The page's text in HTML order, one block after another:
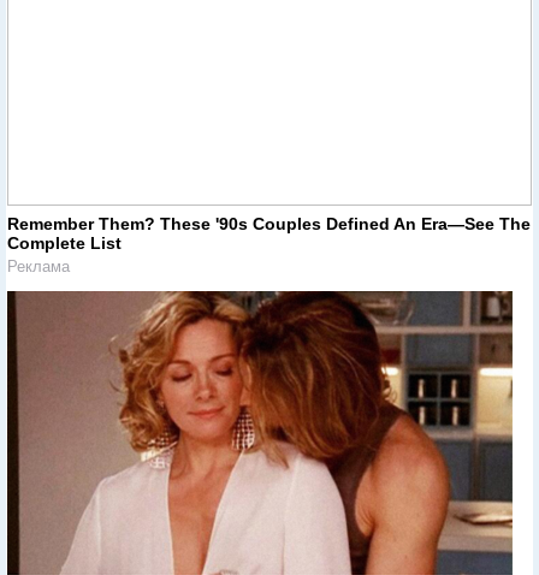
Remember Them? These '90s Couples Defined An Era—See The
Complete List
Реклама